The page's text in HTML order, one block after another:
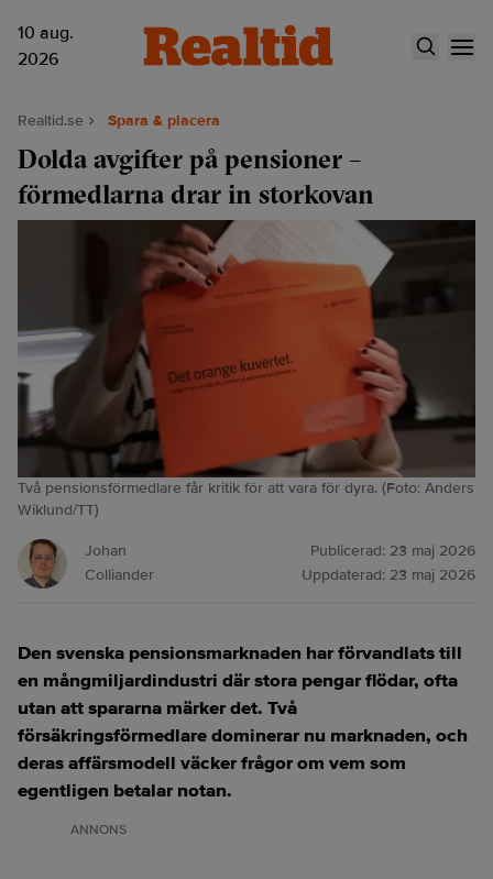
10 aug.
2026
Realtid.se Spara & placera
Dolda avgifter på pensioner –
förmedlarna drar in storkovan
Två pensionsförmedlare får kritik för att vara för dyra. (Foto: Anders
Wiklund/TT)
Johan
Colliander
Publicerad: 23 maj 2026
Uppdaterad: 23 maj 2026
Den svenska pensionsmarknaden har förvandlats till
en mångmiljardindustri där stora pengar flödar, ofta
utan att spararna märker det. Två
försäkringsförmedlare dominerar nu marknaden, och
deras affärsmodell väcker frågor om vem som
egentligen betalar notan.
ANNONS